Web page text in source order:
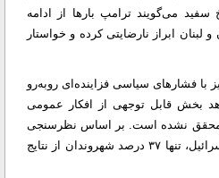
می‌گویند ترامپ بارها از ادامه
لبنان ابراز نارضایتی کرده و خواستار
با فشارهای سیاسی فزاینده‌ای روبه‌رو
بخش قابل توجهی از افکار عمومی
محقق نشده است. بر اساس نظرسنجی
موسسه مطالعات امنیت ملی اسرائیل، تنها ۳۷ درصد شهروندان از نتایج